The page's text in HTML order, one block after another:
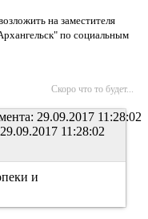
на заместителя
по социальным
Скоро что то будет...
29.09.2017 11:28:02
11:28:02
и